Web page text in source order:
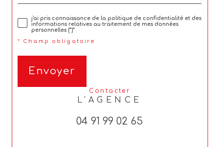
j'ai pris connaissance de la politique de confidentialité et des
informations relatives au traitement de mes données
personnelles (*)*
* Champ obligatoire
Envoyer
contacter
L'AGENCE
04 91 99 02 65